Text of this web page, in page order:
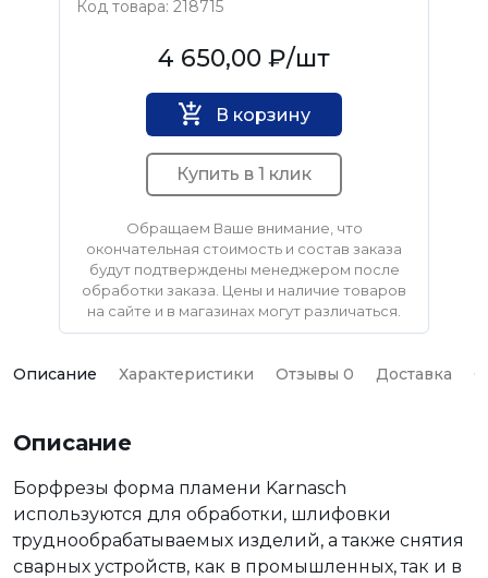
Код товара: 218715
KARNASCH4 650,00 ₽/шт
В корзину
Купить в 1 клик
Обращаем Ваше внимание, что
окончательная стоимость и состав заказа
будут подтверждены менеджером после
обработки заказа. Цены и наличие товаров
на сайте и в магазинах могут различаться.
Описание Характеристики Отзывы 0 Доставка
Описание
Борфрезы форма пламени Karnasch
используются для обработки, шлифовки
труднообрабатываемых изделий, а также снятия
сварных устройств, как в промышленных, так и в